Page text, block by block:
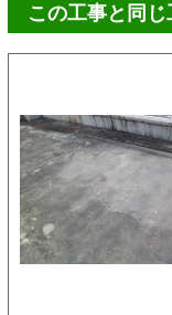
この工事と同